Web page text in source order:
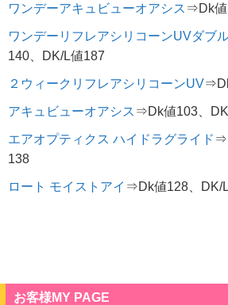
ワンデーアキュビューオアシス ⇒Dk値
ワンデーリフレアシリコーンUVダブ
140、DK/L値187
２ウィークリフレアシリコーンUV
アキュビューオアシス ⇒Dk値103、
エアオプティクス ハイドラグライド
138
ロート モイストアイ ⇒Dk値128、DK/
お客様MY PAGE